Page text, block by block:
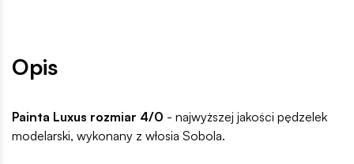
Opis
Painta Luxus rozmiar 4/0 - najwyższej jakości pędzelek
modelarski, wykonany z włosia Sobola.